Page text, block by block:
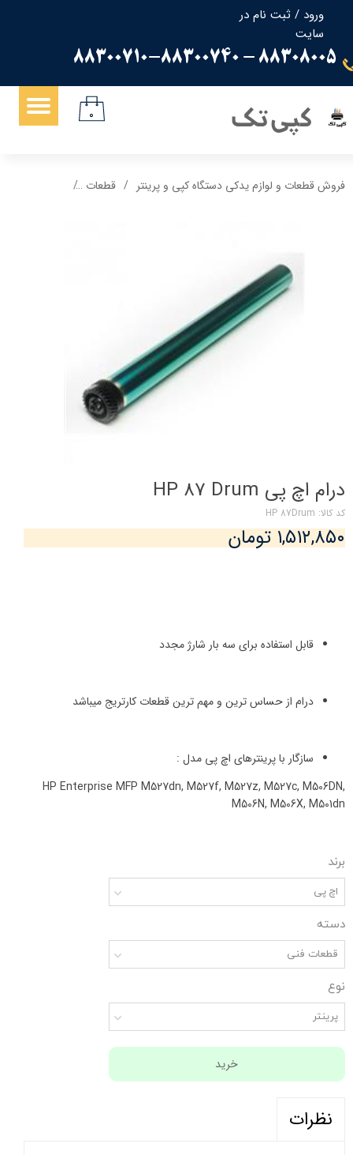
ورود / ثبت نام در
سایت
حساب کاربری من
تغییر گذر واژه
سفارشات
88308005 - 88300710-88300740
کپی تک ۰
فروش قطعات و لوازم یدکی دستگاه کپی و پرینتر قطعات
درام اچ پی HP 87 Drum
کد کالا: HP 87Drum
۱,۵۱۲,۸۵۰ تومان
قابل استفاده برای سه بار شارژ مجدد
درام از حساس ترین و مهم ترین قطعات کارتریج میباشد
سازگار با پرینترهای اچ پی مدل :
HP Enterprise MFP M527dn, M527f, M527z, M527c, M506DN,
M506N, M506X, M501dn
برند
اچ پی
دسته
قطعات فنی
نوع
پرینتر
خرید
نظرات